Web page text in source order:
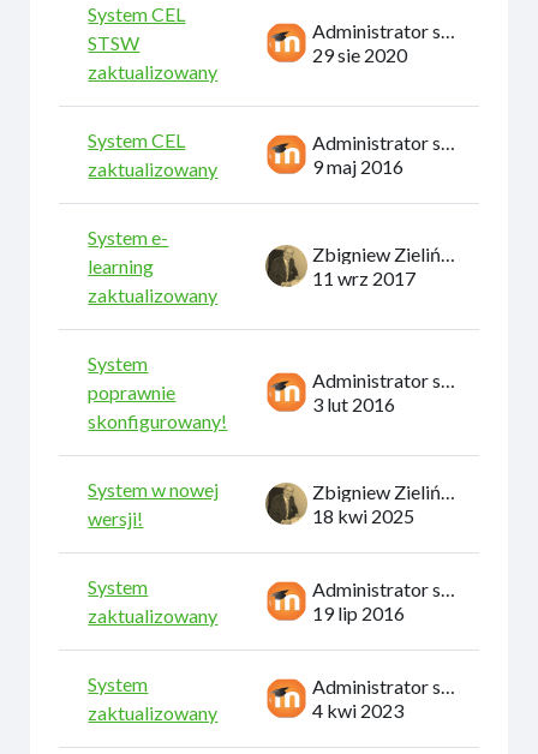
System CEL
STSW
zaktualizowany
29 sie 2020
System CEL
zaktualizowany
9 maj 2016
System e-
learning
zaktualizowany
11 wrz 2017
System
poprawnie
skonfigurowany!
3 lut 2016
System w nowej
wersji!
18 kwi 2025
System
zaktualizowany
19 lip 2016
System
zaktualizowany
4 kwi 2023